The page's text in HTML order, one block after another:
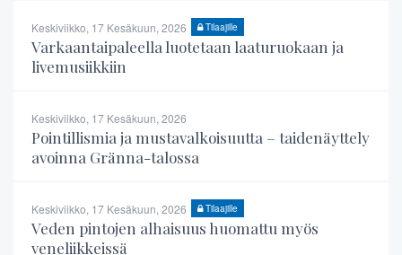
Keskiviikko, 17 Kesäkuun, 2026 Tilaajille
Varkaantaipaleella luotetaan laaturuokaan ja
livemusiikkiin
Keskiviikko, 17 Kesäkuun, 2026
Pointillismia ja mustavalkoisuutta – taidenäyttely
avoinna Gränna-talossa
Keskiviikko, 17 Kesäkuun, 2026 Tilaajille
Veden pintojen alhaisuus huomattu myös
veneliikkeissä